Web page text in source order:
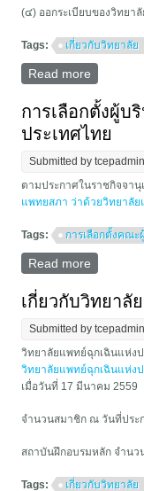
(๔) ออกระเบียบของวิทยา
Tags: เกี่ยวกับวิทยาลัย
Read more
การเลือกตั้งผู้บ
ประเทศไทย
Submitted bytcepadmin
ตามประกาศในราชกิจจา
แพทยสภา ว่าด้วยวิทยาลัย
Tags: การเลือกตั้งคณะ
Read more
เกี่ยวกับวิทยาลั
Submitted bytcepadmin
วิทยาลัยแพทย์ฉุกเฉินแห่ง
วิทยาลัยแพทย์ฉุกเฉินแห่ง
เมื่อวันที่ 17 มีนาคม 2559
จำนวนสมาชิก ณ วันที่ประ
สถาบันฝึกอบรมหลัก จำนว
Tags: เกี่ยวกับวิทยาลัย